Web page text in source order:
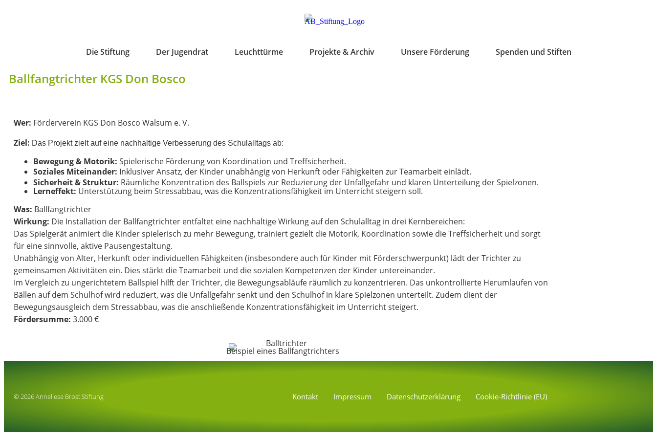
Die Stiftung Der Jugendrat Leuchttürme Projekte & Archiv Unsere Förderung Spenden und Stiften
Ballfangtrichter KGS Don Bosco
Wer: Förderverein KGS Don Bosco Walsum e. V.
Ziel: Das Projekt zielt auf eine nachhaltige Verbesserung des Schulalltags ab:
Bewegung & Motorik: Spielerische Förderung von Koordination und Treffsicherheit.
Soziales Miteinander: Inklusiver Ansatz, der Kinder unabhängig von Herkunft oder Fähigkeiten zur Teamarbeit einlädt.
Sicherheit & Struktur: Räumliche Konzentration des Ballspiels zur Reduzierung der Unfallgefahr und klaren Unterteilung der Spielzonen.
Lerneffekt: Unterstützung beim Stressabbau, was die Konzentrationsfähigkeit im Unterricht steigern soll.
Was: Ballfangtrichter
Wirkung: Die Installation der Ballfangtrichter entfaltet eine nachhaltige Wirkung auf den Schulalltag in drei Kernbereichen:
Das Spielgerät animiert die Kinder spielerisch zu mehr Bewegung, trainiert gezielt die Motorik, Koordination sowie die Treffsicherheit und sorgt
für eine sinnvolle, aktive Pausengestaltung.
Unabhängig von Alter, Herkunft oder individuellen Fähigkeiten (insbesondere auch für Kinder mit Förderschwerpunkt) lädt der Trichter zu
gemeinsamen Aktivitäten ein. Dies stärkt die Teamarbeit und die sozialen Kompetenzen der Kinder untereinander.
Im Vergleich zu ungerichtetem Ballspiel hilft der Trichter, die Bewegungsabläufe räumlich zu konzentrieren. Das unkontrollierte Herumlaufen von
Bällen auf dem Schulhof wird reduziert, was die Unfallgefahr senkt und den Schulhof in klare Spielzonen unterteilt. Zudem dient der
Bewegungsausgleich dem Stressabbau, was die anschließende Konzentrationsfähigkeit im Unterricht steigert.
Fördersumme: 3.000 €
Beispiel eines Ballfangtrichters
© 2026 Anneliese Brost Stiftung Kontakt Impressum Datenschutzerklärung Cookie-Richtlinie (EU)